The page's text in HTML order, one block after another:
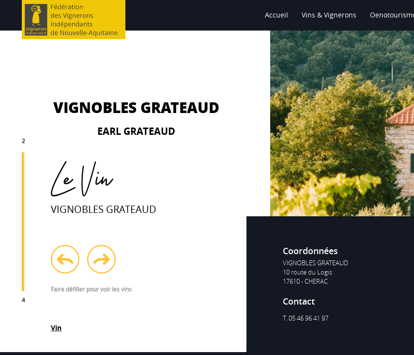
Accueil Vins & Vignerons
2
4
VIGNOBLES GRATEAUD
EARL GRATEAUD
Le Vin
VIGNOBLES GRATEAUD Le Vin
VIGNOBLES GRATEAUD
Faire défiller pour voir les vins
Vin
AOC
Cognac
Coordonnées
VIGNOBLES GRATEAUD
10 route du Logis
17610 - CHERAC
Contact
T. 05 46 96 41 97